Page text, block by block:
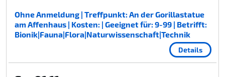
Ohne Anmeldung | Treffpunkt: An der Gorillastatue
am Affenhaus | Kosten: | Geeignet für: 9-99 | Betrifft:
Bionik|Fauna|Flora|Naturwissenschaft|Technik
Details